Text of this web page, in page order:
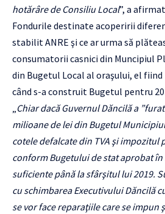
hotărâre de Consiliu Local”, a afirmat
Fondurile destinate acoperirii
stabilit ANRE şi ce ar urma să
consumatorii casnici din Muncipiul
din Bugetul Local al oraşului, el
când s-a construit Bugetul pentru
„Chiar dacă Guvernul Dăncilă a
milioane de lei din Bugetul
cotele defalcate din TVA şi impozitul
conform Bugetului de stat aprobat
suficiente până la sfârşitul lui 2019.
cu schimbarea Executivului Dăncilă
se vor face reparaţiile care se impun